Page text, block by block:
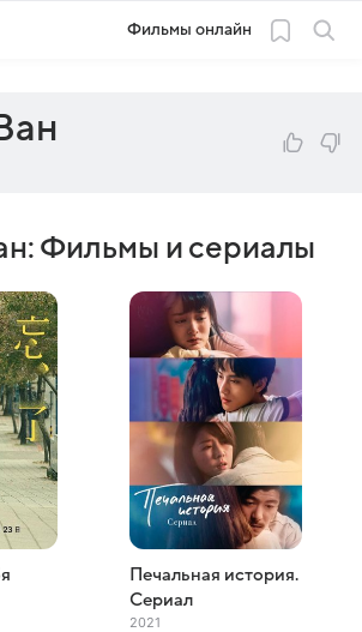
Фильмы онлайн
Фильмы и сериалы
Печальная история.
Сериал
2021